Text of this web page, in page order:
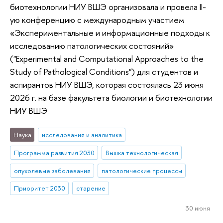
биотехнологии НИУ ВШЭ организовала и провела II-
ую конференцию с международным участием
«Экспериментальные и информационные подходы к
исследованию патологических состояний»
("Experimental and Computational Approaches to the
Study of Pathological Conditions") для студентов и
аспирантов НИУ ВШЭ, которая состоялась 23 июня
2026 г. на базе факультета биологии и биотехнологии
НИУ ВШЭ
Наука
исследования и аналитика
Программа развития 2030
Вышка технологическая
опухолевые заболевания
патологические процессы
Приоритет 2030
старение
30 июня